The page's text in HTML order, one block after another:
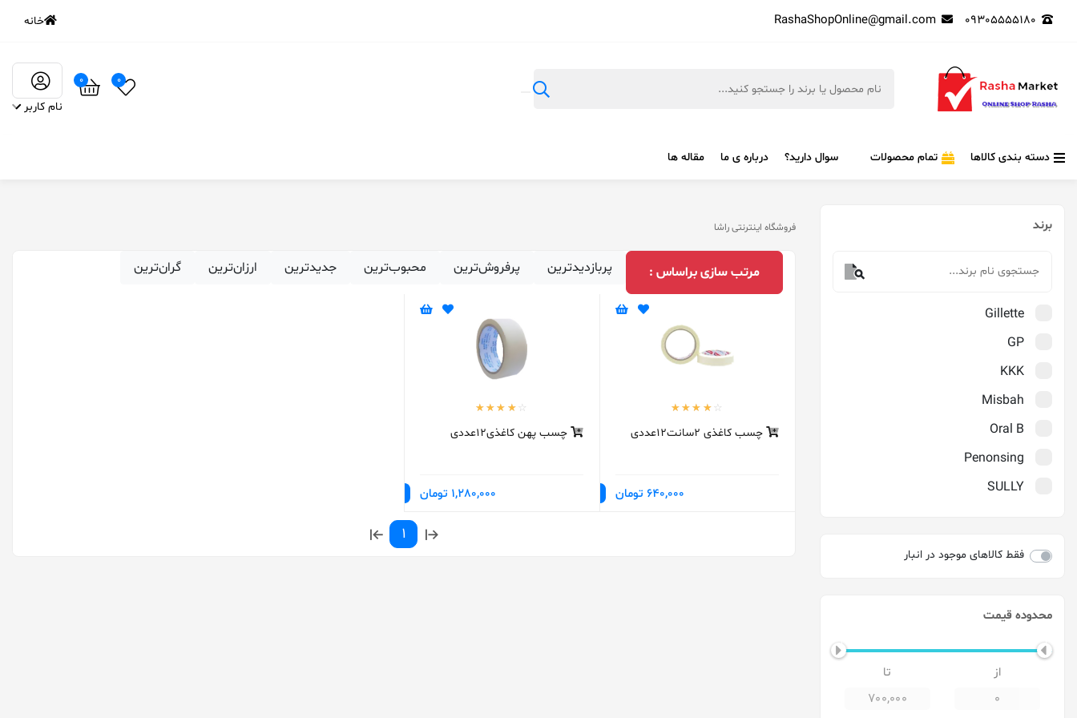
09305555180
RashaShopOnline@gmail.com خانه
0
0
نام کاربر
دسته بندی کالاها تمام محصولات سوال دارید؟ درباره ی ما مقاله ها
برند
Gillette
GP
KKK
Misbah
Oral B
Penonsing
SULLY
فقط کالاهای موجود در انبار
محدوده قیمت
فروشگاه اینترنتی راشا
مرتب‌ سازی براساس : پربازدیدترین پرفروش‌ترین محبوب‌ترین ‌جدیدترین ارزان‌ترین گران‌ترین
چسب کاغذی 2سانت12عددی
640,000 تومان
چسب پهن کاغذی12عددی
1,280,000 تومان
1